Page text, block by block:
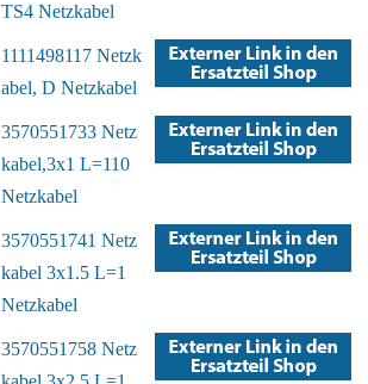
TS4 Netzkabel
1111498117 Netzk
abel, D Netzkabel
3570551733 Netz
kabel,3x1 L=110
Netzkabel
3570551741 Netz
kabel 3x1.5 L=1
Netzkabel
3570551758 Netz